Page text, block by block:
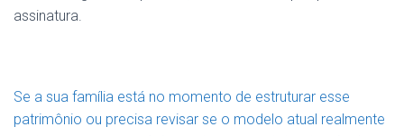
assinatura.
Se a sua família está no momento de estruturar esse
patrimônio ou precisa revisar se o modelo atual realmente